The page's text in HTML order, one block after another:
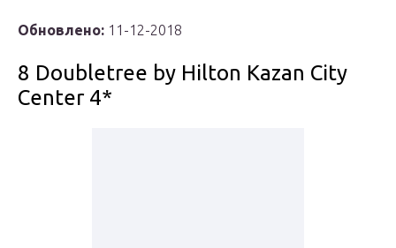
Обновлено: 11-12-2018
8 Doubletree by Hilton Kazan City
Center 4*